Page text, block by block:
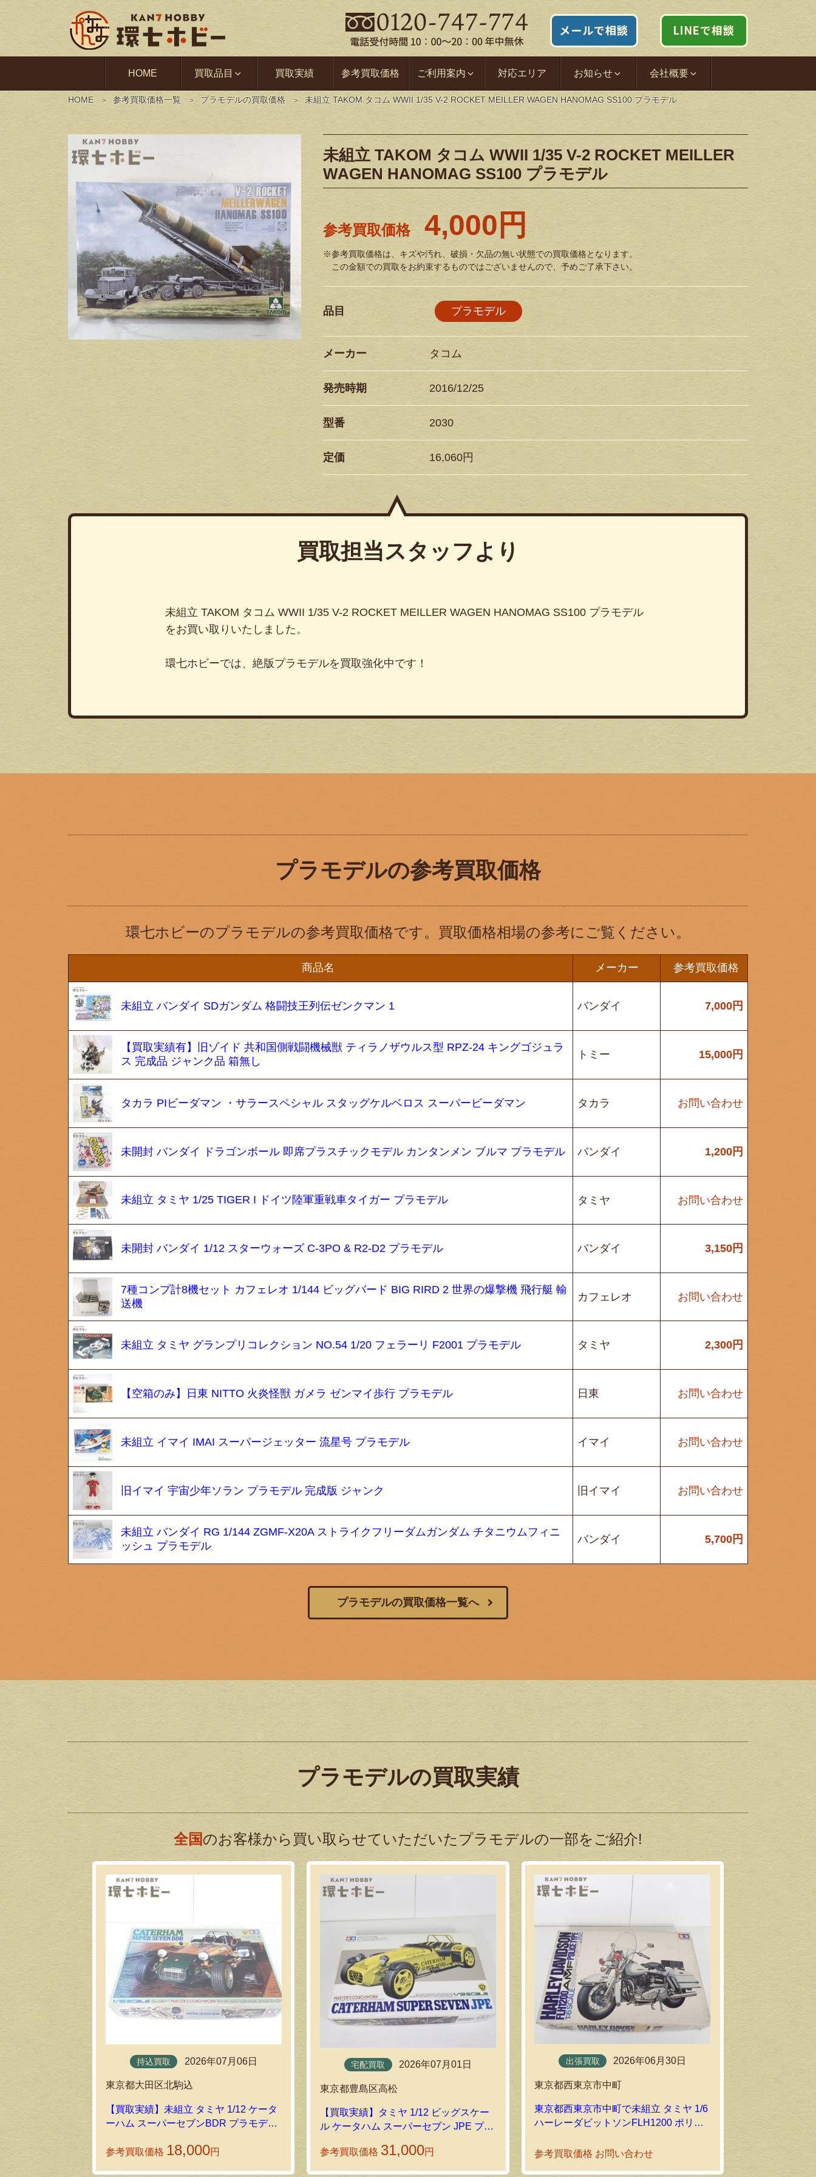
HOME 買取品目 買取実績 参考買取価格 ご利用案内 対応エリア お知らせ 会社概要
HOME 参考買取価格一覧 プラモデルの買取価格 未組立 TAKOM タコム WWII 1/35 V-2 ROCKET MEILLER WAGEN HANOMAG SS100 プラモデル
未組立 TAKOM タコム WWII 1/35 V-2 ROCKET MEILLER
WAGEN HANOMAG SS100 プラモデル
参考買取価格 4,000円
※参考買取価格は、キズや汚れ、破損・欠品の無い状態での買取価格となります。
この金額での買取をお約束するものではございませんので、予めご了承下さい。
品目 プラモデル
メーカー タコム
発売時期 2016/12/25
型番 2030
定価 16,060円
買取担当スタッフより
未組立 TAKOM タコム WWII 1/35 V-2 ROCKET MEILLER WAGEN HANOMAG SS100 プラモデル
をお買い取りいたしました。
環七ホビーでは、絶版プラモデルを買取強化中です！
プラモデルの参考買取価格
環七ホビーのプラモデルの参考買取価格です。買取価格相場の参考にご覧ください。
商品名 メーカー 参考買取価格
未組立 バンダイ SDガンダム 格闘技王列伝ゼンクマン 1 バンダイ 7,000円
【買取実績有】旧ゾイド 共和国側戦闘機械獣 ティラノザウルス型 RPZ-24 キングゴジュラ
ス 完成品 ジャンク品 箱無し
トミー 15,000円
タカラ PIビーダマン ・サラースペシャル スタッグケルベロス スーパービーダマン タカラ お問い合わせ
未開封 バンダイ ドラゴンボール 即席プラスチックモデル カンタンメン ブルマ プラモデル バンダイ 1,200円
未組立 タミヤ 1/25 TIGER I ドイツ陸軍重戦車タイガー プラモデル タミヤ お問い合わせ
未開封 バンダイ 1/12 スターウォーズ C-3PO & R2-D2 プラモデル バンダイ 3,150円
7種コンプ計8機セット カフェレオ 1/144 ビッグバード BIG RIRD 2 世界の爆撃機 飛行艇 輸
送機
カフェレオ お問い合わせ
未組立 タミヤ グランプリコレクション NO.54 1/20 フェラーリ F2001 プラモデル タミヤ 2,300円
【空箱のみ】日東 NITTO 火炎怪獣 ガメラ ゼンマイ歩行 プラモデル 日東 お問い合わせ
未組立 イマイ IMAI スーパージェッター 流星号 プラモデル イマイ お問い合わせ
旧イマイ 宇宙少年ソラン プラモデル 完成版 ジャンク 旧イマイ お問い合わせ
未組立 バンダイ RG 1/144 ZGMF-X20A ストライクフリーダムガンダム チタニウムフィニ
ッシュ プラモデル
バンダイ 5,700円
プラモデルの買取価格一覧へ
プラモデルの買取実績
全国のお客様から買い取らせていただいたプラモデルの一部をご紹介!
持込買取 2026年07月06日
東京都大田区北駒込
【買取実績】未組立 タミヤ 1/12 ケータ
ーハム スーパーセブンBDR プラモデル
参考買取価格 18,000円
宅配買取 2026年07月01日
東京都豊島区高松
【買取実績】タミヤ 1/12 ビッグスケー
ル ケータハム スーパーセブン JPE プラ
参考買取価格 31,000円
出張買取 2026年06月30日
東京都西東京市中町
東京都西東京市中町で未組立 タミヤ 1/6
ハーレーダビットソンFLH1200 ポリス
参考買取価格 お問い合わせ